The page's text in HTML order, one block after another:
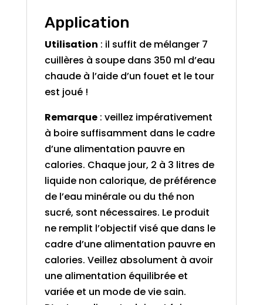
Application
Utilisation : il suffit de mélanger 7
cuillères à soupe dans 350 ml d’eau
chaude à l’aide d’un fouet et le tour
est joué !
Remarque: veillez impérativement
à boire suffisamment dans le cadre
d’une alimentation pauvre en
calories. Chaque jour, 2 à 3 litres de
liquide non calorique, de préférence
de l’eau minérale ou du thé non
sucré, sont nécessaires. Le produit
ne remplit l’objectif visé que dans le
cadre d’une alimentation pauvre en
calories. Veillez absolument à avoir
une alimentation équilibrée et
variée et un mode de vie sain.